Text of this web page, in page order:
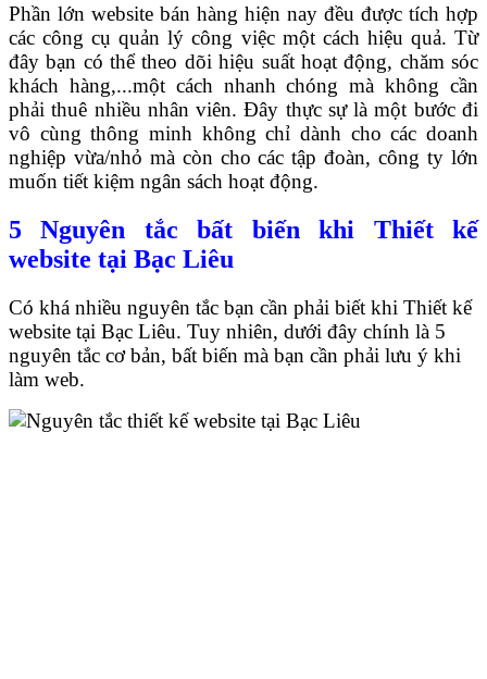
Phần lớn website bán hàng hiện nay đều được tích hợp
các công cụ quản lý công việc một cách hiệu quả. Từ
đây bạn có thể theo dõi hiệu suất hoạt động, chăm sóc
khách hàng,...một cách nhanh chóng mà không cần
phải thuê nhiều nhân viên. Đây thực sự là một bước đi
vô cùng thông minh không chỉ dành cho các doanh
nghiệp vừa/nhỏ mà còn cho các tập đoàn, công ty lớn
muốn tiết kiệm ngân sách hoạt động.
5 Nguyên tắc bất biến khi Thiết kế
website tại Bạc Liêu
Có khá nhiều nguyên tắc bạn cần phải biết khi Thiết kế
website tại Bạc Liêu. Tuy nhiên, dưới đây chính là 5
nguyên tắc cơ bản, bất biến mà bạn cần phải lưu ý khi
làm web.